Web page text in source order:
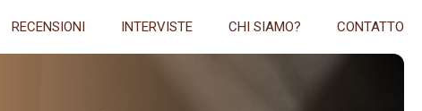
RECENSIONI INTERVISTE CHI SIAMO? CONTATTO